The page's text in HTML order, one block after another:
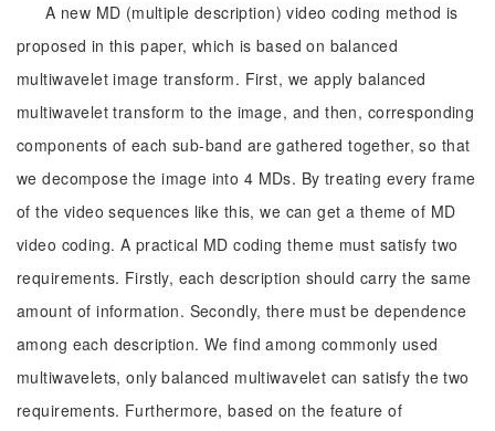
A new MD (multiple description) video coding method is
proposed in this paper, which is based on balanced
multiwavelet image transform. First, we apply balanced
multiwavelet transform to the image, and then, corresponding
components of each sub-band are gathered together, so that
we decompose the image into 4 MDs. By treating every frame
of the video sequences like this, we can get a theme of MD
video coding. A practical MD coding theme must satisfy two
requirements. Firstly, each description should carry the same
amount of information. Secondly, there must be dependence
among each description. We find among commonly used
multiwavelets, only balanced multiwavelet can satisfy the two
requirements. Furthermore, based on the feature of